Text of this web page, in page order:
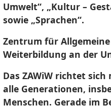
Umwelt“, „Kultur –
sowie „Sprachen“.
Zentrum für
Weiterbildung an der
Das ZAWiW richtet
alle Generationen,
Menschen. Gerade im